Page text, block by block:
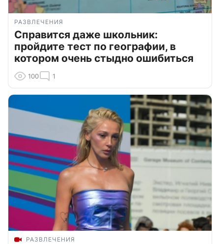
РАЗВЛЕЧЕНИЯ
Справится даже школьник:
пройдите тест по географии, в
котором очень стыдно ошибиться
100 1
РАЗВЛЕЧЕНИЯ